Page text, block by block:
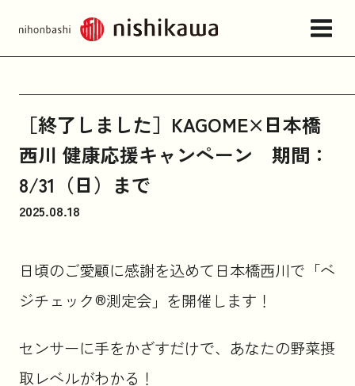
店舗情報・アクセス
ねむりの相談所
日本橋西川について
商品一覧
お問い合わせ
［終了しました］KAGOME×日本橋
西川 健康応援キャンペーン 期間：
8/31（日）まで
2025.08.18
日頃のご愛顧に感謝を込めて日本橋西川で「ベ
ジチェック®測定会」を開催します！
センサーに手をかざすだけで、あなたの野菜摂
取レベルがわかる！